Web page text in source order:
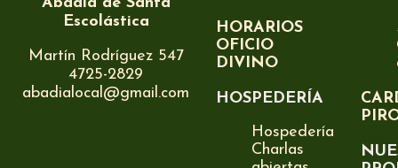
Escolástica
Martín Rodríguez 547
4725-2829
abadialocal@gmail.com
HORARIOS
OFICIO
DIVINO
HOSPEDERÍA
Hospedería
Charlas